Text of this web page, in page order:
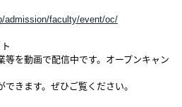
admission/faculty/event/oc/
等を動画で配信中です。オープンキャン
きます。ぜひご覧ください。